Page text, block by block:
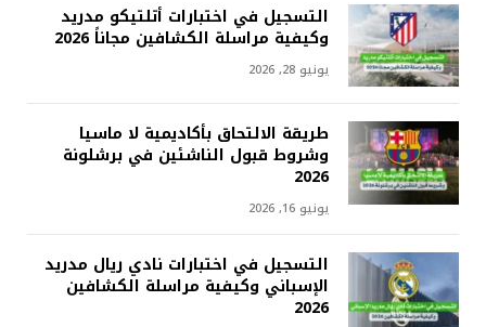
التسجيل في اختبارات أتلتيكو مدريد
وكيفية مراسلة الكشافين مجاناً 2026
يونيو 28, 2026
طريقة الالتحاق بأكاديمية لا ماسيا
وشروط قبول الناشئين في برشلونة
2026
يونيو 16, 2026
التسجيل في اختبارات نادي ريال مدريد
الإسباني وكيفية مراسلة الكشافين
2026